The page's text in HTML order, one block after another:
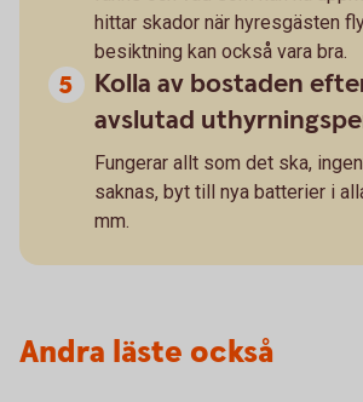
hittar skador när hyresgästen
besiktning kan också vara bra.
Kolla av bostaden
avslutad
Fungerar allt som det ska,
saknas, byt till nya batterier i
mm.
Andra läste också